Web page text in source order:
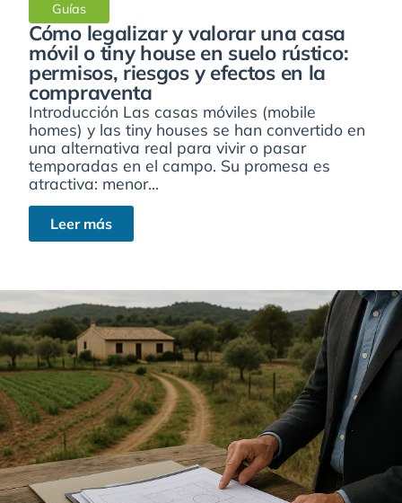
Guías
Cómo legalizar y valorar una casa
móvil o tiny house en suelo rústico:
permisos, riesgos y efectos en la
compraventa
Introducción Las casas móviles (mobile
homes) y las tiny houses se han convertido en
una alternativa real para vivir o pasar
temporadas en el campo. Su promesa es
atractiva: menor...
Leer más